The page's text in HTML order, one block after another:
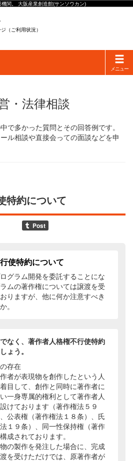
関。 大阪産業創造館(サンソウカン)
（ご利用状況）
Toggle
メニュー
・法律相談
で多かった質問とその回答例です。
ル相談や直接会っての面談などを申
特約について
使特約について
グラム開発を委託することにな
ムの著作権については譲渡を受
りますが、他に何か注意すべき
。
なく、著作者人格権不行使特約
ょう。
存在
者が表現物を創作したという人
目して、創作と同時に著作者に
一身専属的権利として著作者人
けております（著作権法５９
公表権（著作権法１８条）、氏
１９条）、同一性保持権（著作
成されております。
の製作を発注した場合に、完成
を受けただけでは、原著作者が